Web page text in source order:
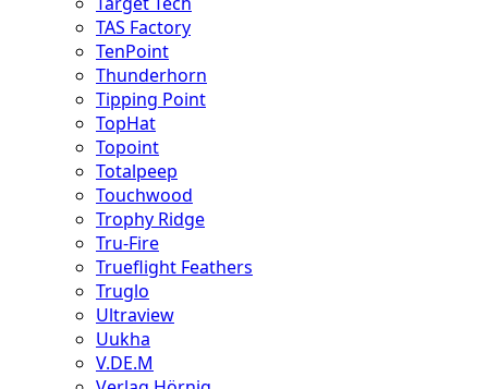
TAS Factory
TenPoint
Thunderhorn
Tipping Point
TopHat
Topoint
Totalpeep
Touchwood
Trophy Ridge
Tru-Fire
Trueflight Feathers
Truglo
Ultraview
Uukha
V.DE.M